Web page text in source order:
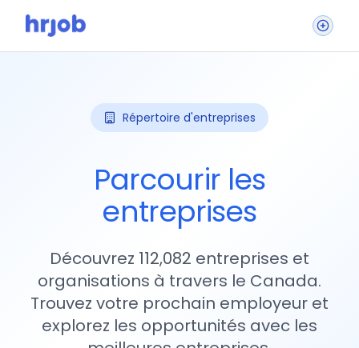
Répertoire d'entreprises
Parcourir les
entreprises
Découvrez 112,082 entreprises et
organisations à travers le Canada.
Trouvez votre prochain employeur et
explorez les opportunités avec les